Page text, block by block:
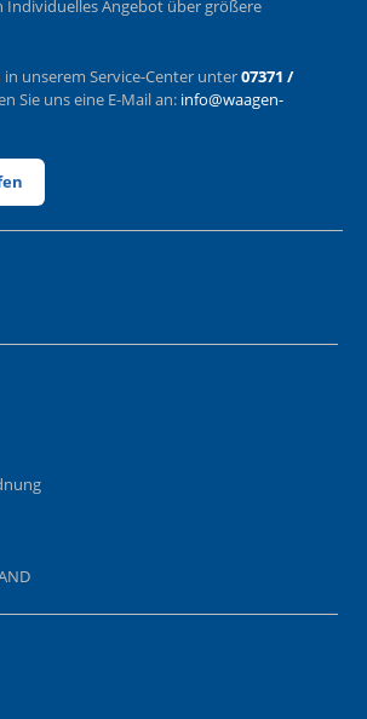
Individuelles Angebot über größere
in unserem Service-Center unter07371 /
Sie uns eine E-Mail an: info@waagen-